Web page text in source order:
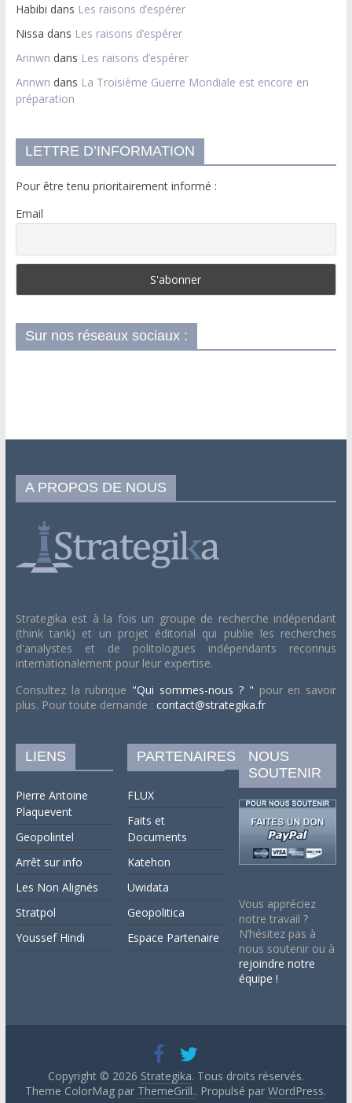
Habibi dans Les raisons d’espérer
Nissa dans Les raisons d’espérer
Annwn dans Les raisons d’espérer
Annwn dans La Troisième Guerre Mondiale est encore en
préparation
LETTRE D’INFORMATION
Pour être tenu prioritairement informé :
Email
Sur nos réseaux sociaux :
A PROPOS DE NOUS
Strategika est à la fois un groupe de recherche indépendant
(think tank) et un projet éditorial qui publie les recherches
d'analystes et de politologues indépendants reconnus
internationalement pour leur expertise.
Consultez la rubrique "Qui sommes-nous ? " pour en savoir
plus. Pour toute demande : contact@strategika.fr
LIENS
Pierre Antoine
Plaquevent
Geopolintel
Arrêt sur info
Les Non Alignés
Stratpol
Youssef Hindi
PARTENAIRES
FLUX
Faits et
Documents
Katehon
Uwidata
Geopolitica
Espace Partenaire
NOUS
SOUTENIR
Vous appréciez
notre travail ?
N’hésitez pas à
nous soutenir ou à
rejoindre notre
équipe !
Copyright © 2026 Strategika. Tous droits réservés.
Theme ColorMag par ThemeGrill.. Propulsé parWordPress.